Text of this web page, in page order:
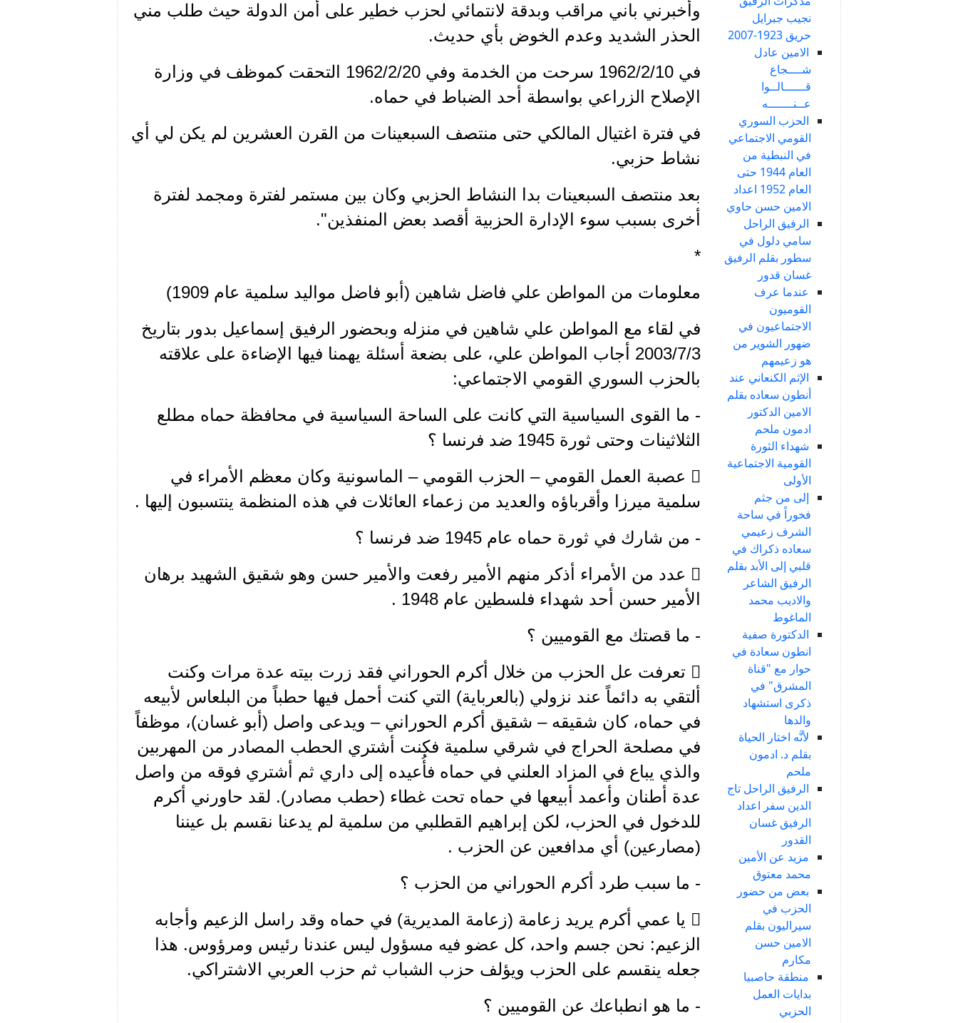
نجيب جبرايل
حريق 1923-2007
الامين عادل
شــــجاع
قــــــالــوا
عــنـــــــه
الحزب السوري
القومي الاجتماعي
في النبطية من
العام 1944 حتى
العام 1952 اعداد
الامين حسن حاوي
الرفيق الراحل
سامي دلول في
سطور بقلم الرفيق
غسان قدور
عندما عرف
القوميون
الاجتماعيون في
ضهور الشوير من
هو زعيمهم
الإثم الكنعاني عند
أنطون سعاده بقلم
الامين الدكتور
ادمون ملحم
شهداء الثورة
القومية الاجتماعية
الأولى
إلى من جثم
فخوراً في ساحة
الشرف زعيمي
سعاده ذكراك في
قلبي إلى الأبد بقلم
الرفيق الشاعر
والاديب محمد
الماغوط
الدكتورة صفية
انطون سعادة في
حوار مع "قناة
المشرق" في
ذكرى استشهاد
والدها
لأنَّه اختار الحياة
بقلم د. ادمون
ملحم
الرفيق الراحل تاج
الدين سفر اعداد
الرفيق غسان
القدور
مزيد عن الأمين
محمد معتوق
بعض من حضور
الحزب في
سيراليون بقلم
الامين حسن
مكارم
منطقة حاصبيا
بدايات العمل
الحزبي
وأخبرني باني مراقب وبدقة لانتمائي لحزب خطير على أمن الدولة حيث طلب مني
الحذر الشديد وعدم الخوض بأي حديث.
في 1962/2/10 سرحت من الخدمة وفي 1962/2/20 التحقت كموظف في وزارة
الإصلاح الزراعي بواسطة أحد الضباط في حماه.
في فترة اغتيال المالكي حتى منتصف السبعينات من القرن العشرين لم يكن لي أي
نشاط حزبي.
بعد منتصف السبعينات بدا النشاط الحزبي وكان بين مستمر لفترة ومجمد لفترة
أخرى بسبب سوء الإدارة الحزبية أقصد بعض المنفذين".
*
معلومات من المواطن علي فاضل شاهين (أبو فاضل مواليد سلمية عام 1909)
في لقاء مع المواطن علي شاهين في منزله وبحضور الرفيق إسماعيل بدور بتاريخ
2003/7/3 أجاب المواطن علي، على بضعة أسئلة يهمنا فيها الإضاءة على علاقته
بالحزب السوري القومي الاجتماعي:
- ما القوى السياسية التي كانت على الساحة السياسية في محافظة حماه مطلع
الثلاثينات وحتى ثورة 1945 ضد فرنسا ؟
 عصبة العمل القومي – الحزب القومي – الماسونية وكان معظم الأمراء في
سلمية ميرزا وأقرباؤه والعديد من زعماء العائلات في هذه المنظمة ينتسبون إليها .
- من شارك في ثورة حماه عام 1945 ضد فرنسا ؟
 عدد من الأمراء أذكر منهم الأمير رفعت والأمير حسن وهو شقيق الشهيد برهان
الأمير حسن أحد شهداء فلسطين عام 1948 .
- ما قصتك مع القوميين ؟
 تعرفت عل الحزب من خلال أكرم الحوراني فقد زرت بيته عدة مرات وكنت
ألتقي به دائماً عند نزولي (بالعرباية) التي كنت أحمل فيها حطباً من البلعاس لأبيعه
في حماه، كان شقيقه – شقيق أكرم الحوراني – ويدعى واصل (أبو غسان)، موظفاً
في مصلحة الحراج في شرقي سلمية فكنت أشتري الحطب المصادر من المهربين
والذي يباع في المزاد العلني في حماه فأُعيده إلى داري ثم أشتري فوقه من واصل
عدة أطنان وأعمد أبيعها في حماه تحت غطاء (حطب مصادر). لقد حاورني أكرم
للدخول في الحزب، لكن إبراهيم القطلبي من سلمية لم يدعنا نقسم بل عيننا
(مصارعين) أي مدافعين عن الحزب .
- ما سبب طرد أكرم الحوراني من الحزب ؟
 يا عمي أكرم يريد زعامة (زعامة المديرية) في حماه وقد راسل الزعيم وأجابه
الزعيم: نحن جسم واحد، كل عضو فيه مسؤول ليس عندنا رئيس ومرؤوس. هذا
جعله ينقسم على الحزب ويؤلف حزب الشباب ثم حزب العربي الاشتراكي.
- ما هو انطباعك عن القوميين ؟